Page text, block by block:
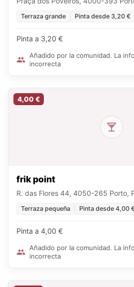
Terraza grande Pinta desde 3,20 €
Pinta a 3,20 €
Añadido por la comunidad. La
incorrecta
4,00 €
frik point
R. das Flores 44, 4050-265 Porto,
Terraza pequeña Pinta desde 4,00
Pinta a 4,00 €
Añadido por la comunidad. La
incorrecta